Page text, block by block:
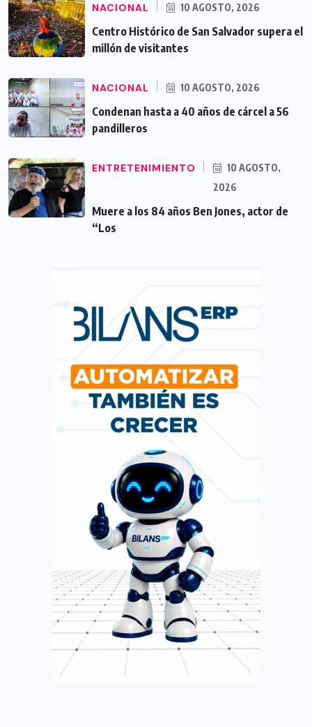
NACIONAL 10 AGOSTO, 2026
Centro Histórico de San Salvador supera el
millón de visitantes
NACIONAL 10 AGOSTO, 2026
Condenan hasta a 40 años de cárcel a 56
pandilleros
ENTRETENIMIENTO
10 AGOSTO,
2026
Muere a los 84 años Ben Jones, actor de
“Los